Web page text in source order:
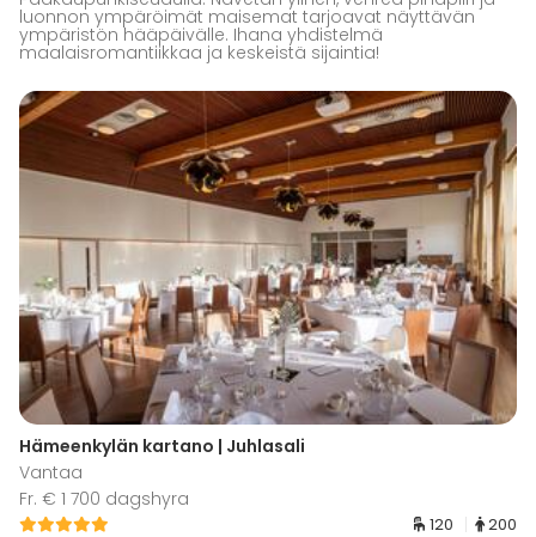
luonnon ympäröimät maisemat tarjoavat näyttävän
ympäristön hääpäivälle. Ihana yhdistelmä
maalaisromantiikkaa ja keskeistä sijaintia!
Hämeenkylän kartano | Juhlasali
Vantaa
Fr. € 1 700 dagshyra
120 200